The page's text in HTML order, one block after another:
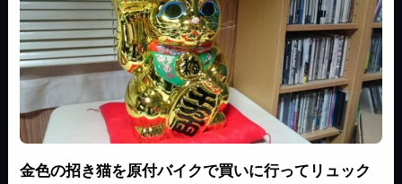
金色の招き猫を原付バイクで買いに行ってリュック